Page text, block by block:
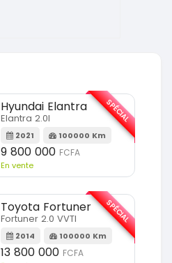
Hyundai Elantra
Elantra 2.0l
2021 100000 Km
9 800 000 FCFA
En vente
SPÉCIAL
Toyota Fortuner
Fortuner 2.0 VVTI
2014 100000 Km
13 800 000 FCFA
SPÉCIAL